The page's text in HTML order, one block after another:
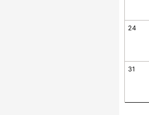
24
31